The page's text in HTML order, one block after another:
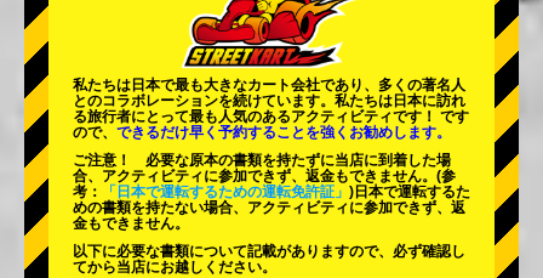
東京 秋葉原 #2
東京 渋谷アネックス 東京ベイ
東京 浅草 大阪
沖縄
私たちは日本で最も大きなカート会社であり、 多くの著名人
とのコラボレーションを続けています。私たちは日本に訪れ
る旅行者にとって最も人気のあるアクティビティです！ です
ので、 できるだけ早く予約することを強くお勧めします。
ご注意！ 必要な原本の書類を持たずに当店に到着した場
合、アクティビティに参加できず、返金もできません。 (参
考：
「日本で運転するための運転免許証」 )日本で運転するた
めの書類を持たない場合、アクティビティに参加できず、返
金もできません。
以下に必要な書類について記載がありますので、必ず確認し
てから当店にお越しください。